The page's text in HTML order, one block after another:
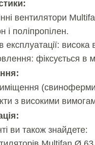
вентилятори
і поліпропілен.
експлуатації:
фіксується в
з високими
ви також знайдете: